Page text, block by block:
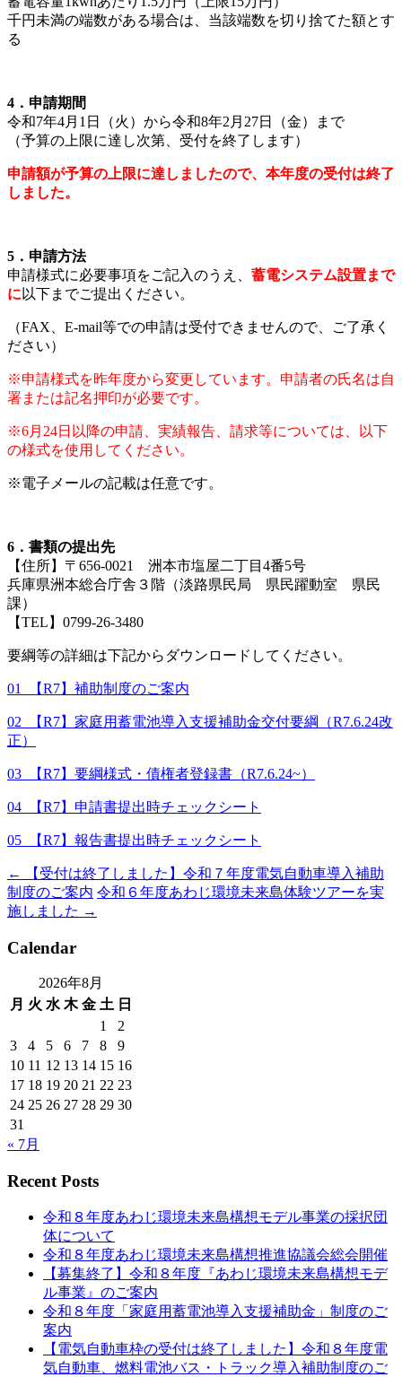
千円未満の端数がある場合は、当該端数を切り捨てた額とす
る
4．申請期間
令和7年4月1日（火）から令和8年2月27日（金）まで
（予算の上限に達し次第、受付を終了します）
申請額が予算の上限に達しましたので、本年度の受付は終了
しました。
5．申請方法
申請様式に必要事項をご記入のうえ、 蓄電システム設置まで
に 以下までご提出ください。
（FAX、E-mail等での申請は受付できませんので、ご了承く
ださい）
※申請様式を昨年度から変更しています。申請者の氏名は自
署または記名押印が必要です。
※6月24日以降の申請、実績報告、請求等については、以下
の様式を使用してください。
※電子メールの記載は任意です。
6．書類の提出先
【住所】〒656-0021 洲本市塩屋二丁目4番5号
兵庫県洲本総合庁舎３階（淡路県民局 県民躍動室 県民
課）
【TEL】0799-26-3480
要綱等の詳細は下記からダウンロードしてください。
01_【R7】補助制度のご案内
02_【R7】家庭用蓄電池導入支援補助金交付要綱（R7.6.24改
正）
03_【R7】要綱様式・債権者登録書（R7.6.24~）
04_【R7】申請書提出時チェックシート
05_【R7】報告書提出時チェックシート
投
稿
ゲ
シ
ョ
ン
←
【受付は終了しました】令和７年度電気自動車導入補助
制度のご案内 令和６年度あわじ環境未来島体験ツアーを実
施しました →
Calendar
2026年8月
月 火 水 木 金 土 日
1
2
3
4 5 6 7 8
9
10 11 12 13 14 15 16
17 18 19 20 21 22 23
24 25 26 27 28 29 30
31
« 7月
Recent Posts
令和８年度あわじ環境未来島構想モデル事業の採択団
体について
令和８年度あわじ環境未来島構想推進協議会総会開催
【募集終了】令和８年度『あわじ環境未来島構想モデ
ル事業』のご案内
令和８年度「家庭用蓄電池導入支援補助金」制度のご
案内
【電気自動車枠の受付は終了しました】令和８年度電
気自動車、燃料電池バス・トラック導入補助制度のご